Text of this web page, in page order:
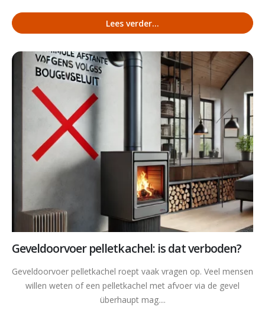
Lees verder...
Geveldoorvoer pelletkachel: is dat verboden?
Geveldoorvoer pelletkachel roept vaak vragen op. Veel mensen
willen weten of een pelletkachel met afvoer via de gevel
überhaupt mag....